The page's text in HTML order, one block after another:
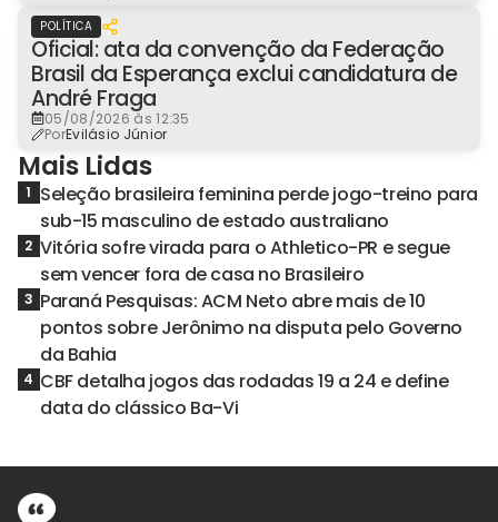
POLÍTICA
Oficial: ata da convenção da Federação
Brasil da Esperança exclui candidatura de
André Fraga
05/08/2026 às 12:35
PorEvilásio Júnior
Mais Lidas
1 Seleção brasileira feminina perde jogo-treino para
sub-15 masculino de estado australiano
2 Vitória sofre virada para o Athletico-PR e segue
sem vencer fora de casa no Brasileiro
3 Paraná Pesquisas: ACM Neto abre mais de 10
pontos sobre Jerônimo na disputa pelo Governo
da Bahia
4 CBF detalha jogos das rodadas 19 a 24 e define
data do clássico Ba-Vi